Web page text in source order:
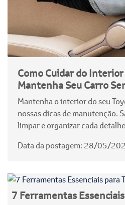
Como Cuidar do
Mantenha Seu Carro
Mantenha o interior do seu
nossas dicas de manutenção.
limpar e organizar cada
Data da postagem: 28/05/
7 Ferramentas